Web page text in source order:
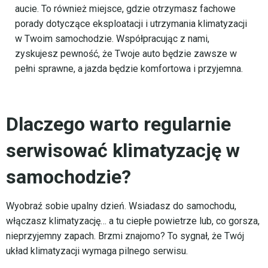
aucie. To również miejsce, gdzie otrzymasz fachowe
porady dotyczące eksploatacji i utrzymania klimatyzacji
w Twoim samochodzie. Współpracując z nami,
zyskujesz pewność, że Twoje auto będzie zawsze w
pełni sprawne, a jazda będzie komfortowa i przyjemna.
Dlaczego warto regularnie
serwisować klimatyzację w
samochodzie?
Wyobraź sobie upalny dzień. Wsiadasz do samochodu,
włączasz klimatyzację… a tu ciepłe powietrze lub, co gorsza,
nieprzyjemny zapach. Brzmi znajomo? To sygnał, że Twój
układ klimatyzacji wymaga pilnego serwisu.